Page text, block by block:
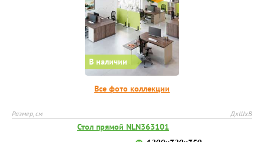
В наличии
Все фото коллекции
Размер, см ДхШхВ
Стол прямой NLN363101